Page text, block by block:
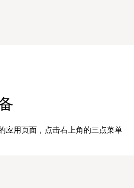
应用页面，点击右上角的三点菜单